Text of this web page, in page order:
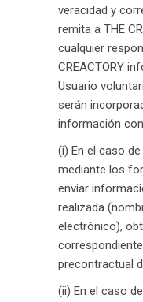
veracidad y
remita a THE
cualquier
CREACTORY
Usuario
serán
información
(i) En el caso
mediante los
enviar
realizada
electrónico),
precontractual
(ii) En el caso